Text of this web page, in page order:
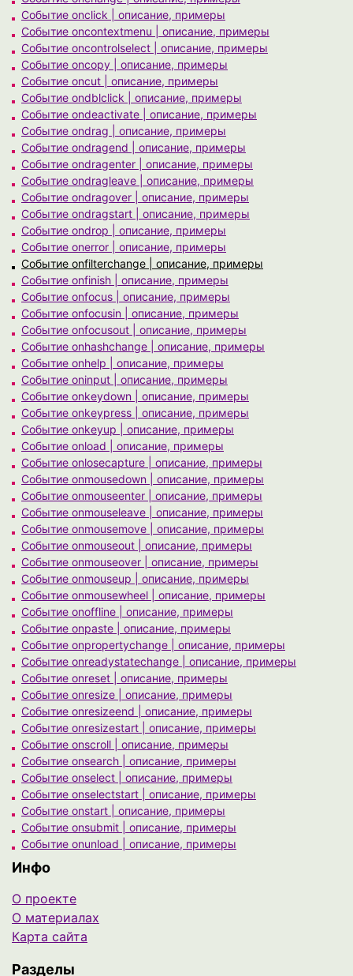
Событие onclick | описание, примеры
Событие oncontextmenu | описание, примеры
Событие oncontrolselect | описание, примеры
Событие oncopy | описание, примеры
Событие oncut | описание, примеры
Событие ondblclick | описание, примеры
Событие ondeactivate | описание, примеры
Событие ondrag | описание, примеры
Событие ondragend | описание, примеры
Событие ondragenter | описание, примеры
Событие ondragleave | описание, примеры
Событие ondragover | описание, примеры
Событие ondragstart | описание, примеры
Событие ondrop | описание, примеры
Событие onerror | описание, примеры
Событие onfilterchange | описание, примеры
Событие onfinish | описание, примеры
Событие onfocus | описание, примеры
Событие onfocusin | описание, примеры
Событие onfocusout | описание, примеры
Событие onhashchange | описание, примеры
Событие onhelp | описание, примеры
Событие oninput | описание, примеры
Событие onkeydown | описание, примеры
Событие onkeypress | описание, примеры
Событие onkeyup | описание, примеры
Событие onload | описание, примеры
Событие onlosecapture | описание, примеры
Событие onmousedown | описание, примеры
Событие onmouseenter | описание, примеры
Событие onmouseleave | описание, примеры
Событие onmousemove | описание, примеры
Событие onmouseout | описание, примеры
Событие onmouseover | описание, примеры
Событие onmouseup | описание, примеры
Событие onmousewheel | описание, примеры
Событие onoffline | описание, примеры
Событие onpaste | описание, примеры
Событие onpropertychange | описание, примеры
Событие onreadystatechange | описание, примеры
Событие onreset | описание, примеры
Событие onresize | описание, примеры
Событие onresizeend | описание, примеры
Событие onresizestart | описание, примеры
Событие onscroll | описание, примеры
Событие onsearch | описание, примеры
Событие onselect | описание, примеры
Событие onselectstart | описание, примеры
Событие onstart | описание, примеры
Событие onsubmit | описание, примеры
Событие onunload | описание, примеры
Инфо
О проекте
О материалах
Карта сайта
Разделы